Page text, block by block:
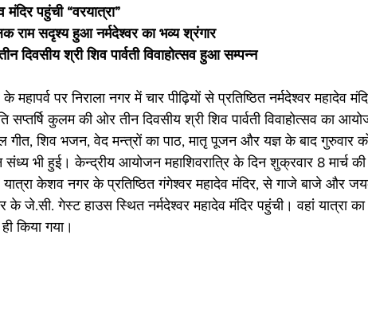
मंदिर पहुंची “वरयात्रा”
राम सदृश्य हुआ नर्मदेश्वर का भव्य श्रंगार
दिवसीय श्री शिव पार्वती विवाहोत्सव हुआ सम्पन्न
सप्तर्षि कुलम की ओर तीन दिवसीय श्री शिव पार्वती विवाहोत्सव का
गीत, शिव भजन, वेद मन्त्रों का पाठ, मातृ पूजन और यज्ञ के बाद गुरुवार
भी हुई। केन्द्रीय आयोजन महाशिवरात्रि के दिन शुक्रवार 8 मार्च की
यात्रा केशव नगर के प्रतिष्ठित गंगेश्वर महादेव मंदिर, से गाजे बाजे और
जे.सी. गेस्ट हाउस स्थित नर्मदेश्वर महादेव मंदिर पहुंची। वहां यात्रा का
किया गया।